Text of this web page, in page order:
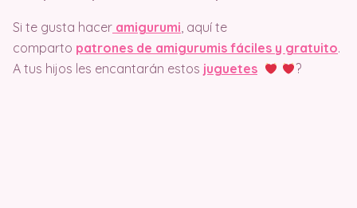
Si te gusta hacer amigurumi , aquí te
comparto patrones de amigurumis fáciles y gratuito.
A tus hijos les encantarán estos juguetes ?